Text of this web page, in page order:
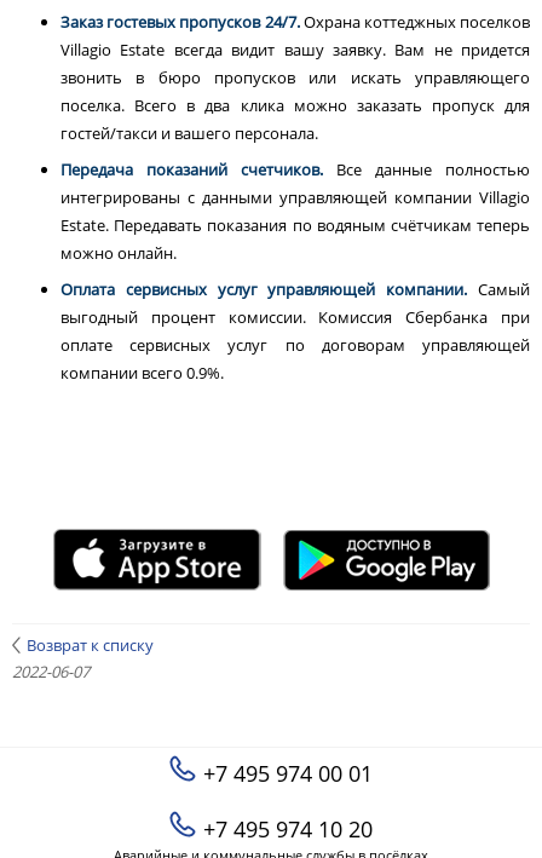
Заказ гостевых пропусков 24/7.Охрана коттеджных поселков
Villagio Estate всегда видит вашу заявку. Вам не придется
звонить в бюро пропусков или искать управляющего
поселка. Всего в два клика можно заказать пропуск для
гостей/такси и вашего персонала.
Передача показаний счетчиков. Все данные полностью
интегрированы с данными управляющей компании Villagio
Estate. Передавать показания по водяным счётчикам теперь
можно онлайн.
Оплата сервисных услуг управляющей компании. Самый
выгодный процент комиссии. Комиссия Сбербанка при
оплате сервисных услуг по договорам управляющей
компании всего 0.9%.
Возврат к списку
2022-06-07
+7 495 974 00 01
+7 495 974 10 20